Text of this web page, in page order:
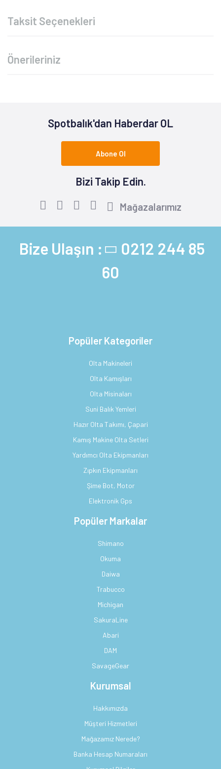
Taksit Seçenekleri
Önerileriniz
Spotbalık'dan Haberdar OL
Abone Ol
Bizi Takip Edin.
Mağazalarımız
Bize Ulaşın : 0212 244 85
60
Popüler Kategoriler
Olta Makineleri
Olta Kamışları
Olta Misinaları
Suni Balık Yemleri
Hazır Olta Takımı, Çapari
Kamış Makine Olta Setleri
Yardımcı Olta Ekipmanları
Zıpkın Ekipmanları
Şime Bot, Motor
Elektronik Gps
Popüler Markalar
Shimano
Okuma
Daiwa
Trabucco
Michigan
SakuraLine
Abari
DAM
SavageGear
Kurumsal
Hakkımızda
Müşteri Hizmetleri
Mağazamız Nerede?
Banka Hesap Numaraları